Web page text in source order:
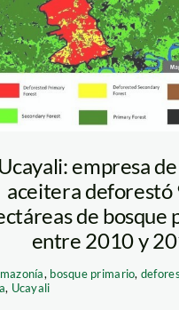
Ucayali: empresa
aceitera deforestó
de bosque
entre 2010 y
, bosque primario,
, Ucayali